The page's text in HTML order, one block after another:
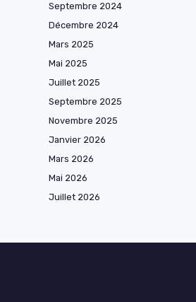
Septembre 2024
Décembre 2024
Mars 2025
Mai 2025
Juillet 2025
Septembre 2025
Novembre 2025
Janvier 2026
Mars 2026
Mai 2026
Juillet 2026